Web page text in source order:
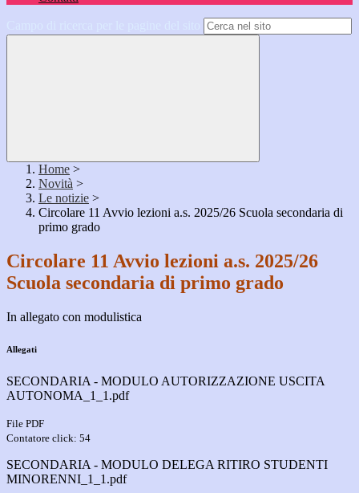
Home >
Novità >
Le notizie >
Circolare 11 Avvio lezioni a.s. 2025/26 Scuola secondaria di
primo grado
Circolare 11 Avvio lezioni a.s. 2025/26
Scuola secondaria di primo grado
In allegato con modulistica
Allegati
SECONDARIA - MODULO AUTORIZZAZIONE USCITA
AUTONOMA_1_1.pdf
File PDF
Contatore click: 54
SECONDARIA - MODULO DELEGA RITIRO STUDENTI
MINORENNI_1_1.pdf